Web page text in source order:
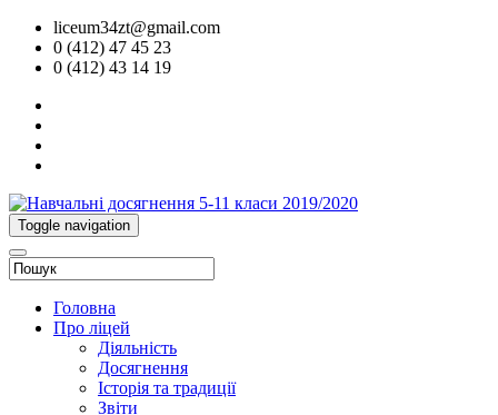
liceum34zt@gmail.com
0 (412) 47 45 23
0 (412) 43 14 19
Toggle navigation
Головна
Про ліцей
Діяльність
Досягнення
Історія та традиції
Звіти